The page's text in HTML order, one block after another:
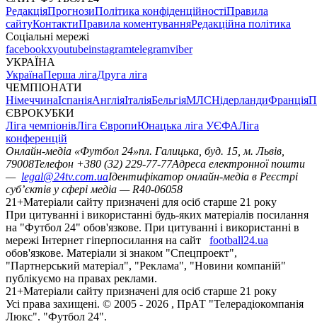
РедакціяПрогнозиПолітика конфіденційностіПравила
сайтуКонтактиПравила коментуванняРедакційна політика
Соціальні мережі
facebookxyoutubeinstagramtelegramviber
УКРАЇНА
УкраїнаПерша лігаДруга ліга
ЧЕМПІОНАТИ
НімеччинаІспаніяАнгліяІталіяБельгіяМЛСНідерландиФранція
ЄВРОКУБКИ
Ліга чемпіонівЛіга ЄвропиЮнацька ліга УЄФАЛіга
конференцій
Онлайн-медіа «Футбол 24»пл. Галицька, буд. 15, м. Львів,
79008Телефон +380 (32) 229-77-77Адреса електронної пошти
— legal@24tv.com.uaІдентифікатор онлайн-медіа в Реєстрі
суб’єктів у сфері медіа — R40-06058
21+Матеріали сайту призначені для осіб старше 21 року
При цитуванні і використанні будь-яких матеріалів посилання
на "Футбол 24" обов'язкове. При цитуванні і використанні в
мережі Інтернет гіперпосилання на сайт
football24.ua
обов'язкове. Матеріали зі знаком "Спецпроект",
"Партнерський матеріал", "Реклама", "Новини компаній"
публікуємо на правах реклами.
21+Матеріали сайту призначені для осіб старше 21 року
Усi права захищенi. © 2005 - 2026 , ПрАТ "Телерадіокомпанія
Люкс". "Футбол 24".